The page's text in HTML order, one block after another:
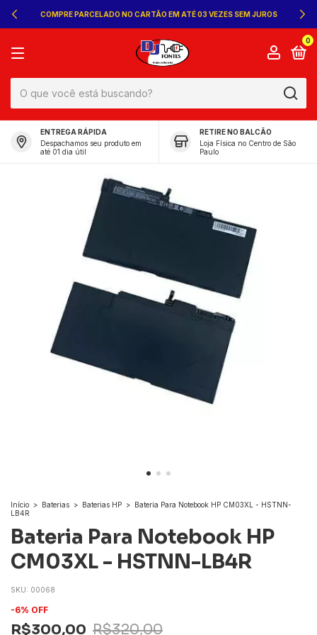
COMPRE PARCELADO NO CARTÃO EM ATÉ 03 VEZES SEM JUROS
0
ENTREGA RÁPIDA
Despachamos seu produto em
até 01 dia útil
RETIRE NO BALCÃO
Loja Física no Centro de São
Paulo
Início > Baterias > Baterias HP > Bateria Para Notebook HP CM03XL - HSTNN-
LB4R
Bateria Para Notebook HP
CM03XL - HSTNN-LB4R
SKU: 00068
-6% OFF
R$300,00 R$320,00